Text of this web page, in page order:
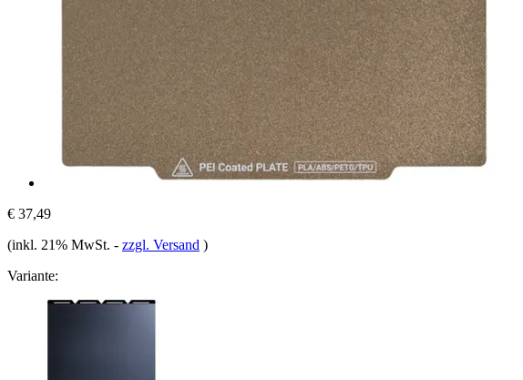
€ 37,49
(inkl. 21% MwSt. - zzgl. Versand )
Variante: